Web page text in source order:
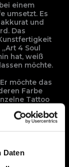
Daten
einem
umsetzt. Es
und
Das
4 Soul
hat, weiß
möchte.
möchte das
Farbe
Tattoo
oder
York.
den Besten